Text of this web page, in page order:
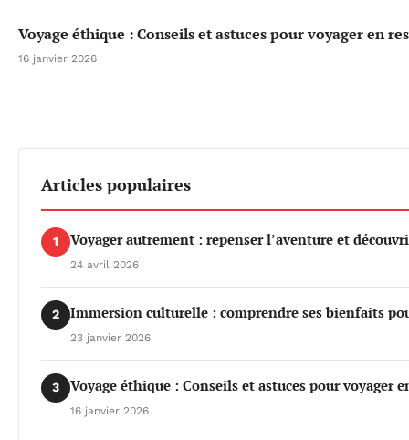
Voyage éthique : Conseils et astuces pour voyager en
16 janvier 2026
Articles populaires
1 Voyager autrement : repenser l’aventure et
24 avril 2026
2 Immersion culturelle : comprendre ses bienfaits
23 janvier 2026
3 Voyage éthique : Conseils et astuces pour voyager
16 janvier 2026